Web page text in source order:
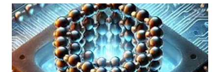
크기의 자성을 띠는 입자입니다. 대개는 철, 니켈, 코발트 같은 금속이나 산화물
로 구성되어 있으며, 외부 자기장에 반응하는 특성을 가지고 있죠. 흥미로운 점
은, 이 작은 입자가 크기에 따라 전혀 다른 자성을 나타낼 수 있다는 겁니다. 그
래서 입자 하나하나가 정밀하게 설계되어야 하며, 물리적·화학적 특성이 최종
응용..